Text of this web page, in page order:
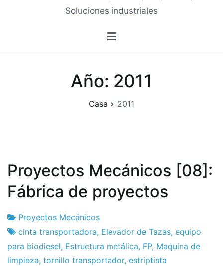
Soluciones industriales
Año: 2011
Casa 2011
Proyectos Mecánicos [08]:
Fábrica de proyectos
Fábrica
de
proyectos
3
el
diciembre
Proyectos Mecánicos
cinta transportadora, Elevador de Tazas, equipo
para biodiesel, Estructura metálica, FP, Maquina de
limpieza, tornillo transportador, estriptista